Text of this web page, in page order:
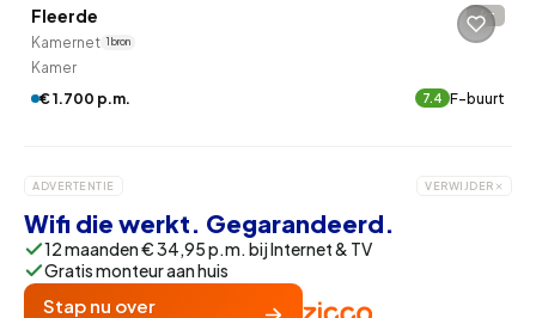
7 uur geleden ontdekt
Fleerde -
Kamernet 1 bron
Kamer
€ 1.700 p.m.
7.4 F-buurt
ADVERTENTIE VERWIJDER
Wifi die werkt. Gegarandeerd.
12 maanden € 34,95 p.m. bij Internet & TV
Gratis monteur aan huis
Stap nu over